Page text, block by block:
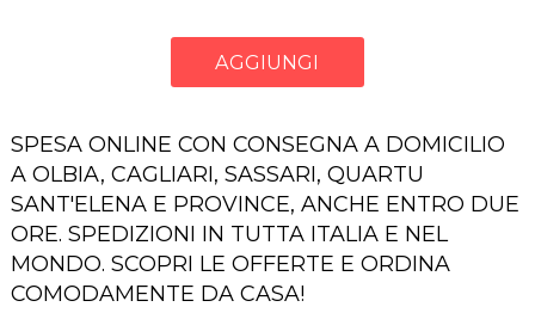
AGGIUNGI
SPESA ONLINE CON CONSEGNA A DOMICILIO
A OLBIA, CAGLIARI, SASSARI, QUARTU
SANT'ELENA E PROVINCE, ANCHE ENTRO DUE
ORE. SPEDIZIONI IN TUTTA ITALIA E NEL
MONDO. SCOPRI LE OFFERTE E ORDINA
COMODAMENTE DA CASA!